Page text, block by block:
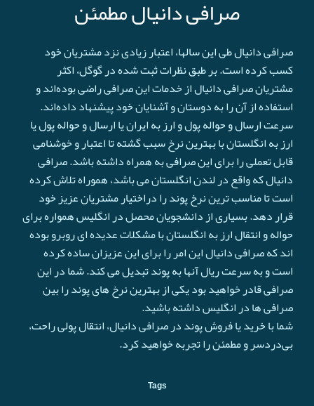
صرافی دانیال مطمئن
صرافی دانیال طی این سالها، اعتبار زیادی نزد مشتریان خود
کسب کرده است. بر طبق نظرات ثبت شده در گوگل، اکثر
مشتریان صرافی دانیال از خدمات این صرافی راضی بوده‌اند و
استفاده از آن را به دوستان و آشنایان خود پیشنهاد داده‌اند.
سرعت ارسال و حواله پول و ارز به ایران یا ارسال و حواله پول یا
ارز به انگلستان با بهترین نرخ سبب گشته تا اعتبار و خوشنامی
قابل تعملی را برای این صرافی به همراه داشته باشد. صرافی
دانیال که واقع در لندن انگلستان می باشد، هموراه تلاش کرده
است تا مناسب ترین نرخ پوند را دراختیار مشتریان عزیز خود
قرار دهد. بسیاری از دانشجویان محصل در انگلیس همواره برای
حواله و انتقال ارز به انگلستان با مشکلات عدیده ای روبرو بوده
اند که صرافی دانیال این امر را برای این عزیزان ساده کرده
است و به سرعت ريال آنها به پوند تبدیل می کند. شما در این
صرافی قادر خواهید بود یکی از بهترین نرخ های پوند را بین
صرافی ها در انگلیس داشته باشید.
شما با خرید یا فروش پوند در صرافی دانیال، انتقال پولی راحت،
بی‌دردسر و مطمئن را تجربه خواهید کرد.
Tags